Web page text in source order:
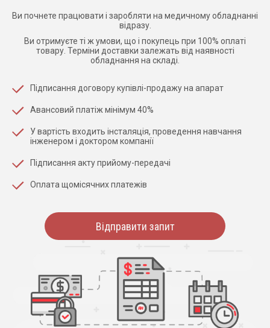
Ви почнете працювати і заробляти на медичному обладнанні
відразу.
Ви отримуєте ті ж умови, що і покупець при 100% оплаті
товару. Терміни доставки залежать від наявності
обладнання на складі.
Підписання договору купівлі-продажу на апарат
Авансовий платіж мінімум 40%
У вартість входить інсталяція, проведення навчання
інженером і доктором компанії
Підписання акту прийому-передачі
Оплата щомісячних платежів
Відправити запит